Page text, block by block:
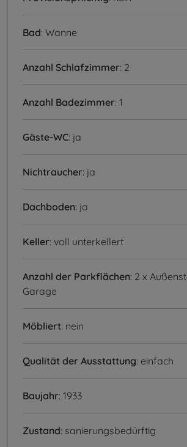
Bad: Wanne
Anzahl Schlafzimmer: 2
Anzahl Badezimmer: 1
Gäste-WC: ja
Nichtraucher: ja
Dachboden: ja
Keller: voll unterkellert
Anzahl der Parkflächen: 2 x
Garage
Möbliert: nein
Qualität der Ausstattung: einfach
Baujahr: 1933
Zustand: sanierungsbedürftig